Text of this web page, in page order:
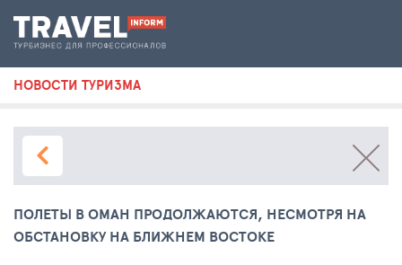
НОВОСТИ ТУРИЗМА
ПОЛЕТЫ В ОМАН ПРОДОЛЖАЮТСЯ, НЕСМОТРЯ НА
ОБСТАНОВКУ НА БЛИЖНЕМ ВОСТОКЕ